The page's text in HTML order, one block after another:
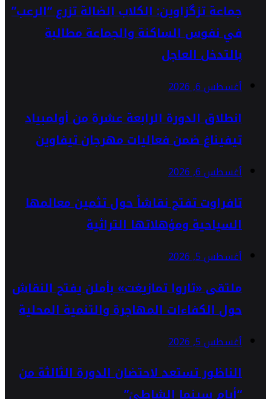
جماعة تزگزاوين: الكلاب الضالة تزرع “الرعب”
في نفوس الساكنة والجماعة مطالبة
بالتدخل العاجل
أغسطس 6, 2026
انطلاق الدورة الرابعة عشرة من أولمبياد
تيفيناغ ضمن فعاليات مهرجان تيفاوين
أغسطس 6, 2026
تافراوت تفتح نقاشاً حول تثمين معالمها
السياحية ومؤهلاتها التراثية
أغسطس 5, 2026
ملتقى «تاروا تمازيغت» بأملن يفتح النقاش
حول الكفاءات المهاجرة والتنمية المحلية
أغسطس 5, 2026
الناظور تستعد لاحتضان الدورة الثالثة من